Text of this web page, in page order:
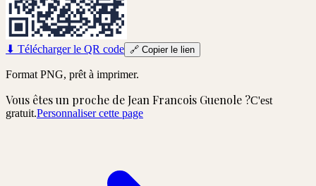
⬇ Télécharger le QR code 🔗 Copier le lien
Format PNG, prêt à imprimer.
Vous êtes un proche de Jean Francois Guenole ?C'est
gratuit.Personnaliser cette page